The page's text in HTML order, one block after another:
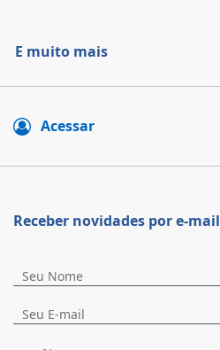
E muito mais
Acessar
Receber novidades por e-mail